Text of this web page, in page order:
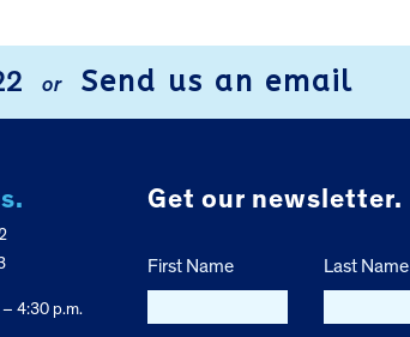
or Send us an email
4:30 p.m.
Get our newsletter.
First Name Last Name